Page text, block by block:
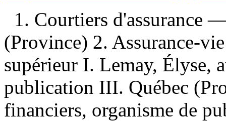
1. Courtiers d'assurance
(Province) 2. Assurance-
supérieur I. Lemay, Élyse,
publication III. Québec
financiers, organisme de